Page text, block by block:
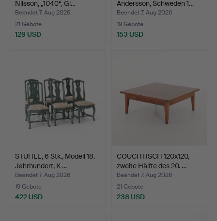
Nilsson, „1040“, Gl…
Beendet 7. Aug 2026
21 Gebote
129 USD
Andersson, Schweden 1…
Beendet 7. Aug 2026
19 Gebote
153 USD
STÜHLE, 6 Stk., Modell 18.
Jahrhundert, K …
Beendet 7. Aug 2026
19 Gebote
422 USD
COUCHTISCH 120x120,
zweite Hälfte des 20. …
Beendet 7. Aug 2026
21 Gebote
238 USD